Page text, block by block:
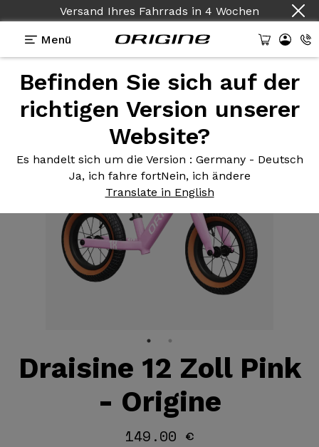
Versand Ihres Fahrrads in 4 Wochen
Menü
Befinden Sie sich auf der
richtigen Version unserer
Website?
Es handelt sich um die Version : Germany - Deutsch
Ja, ich fahre fortNein, ich ändere
Translate in English
Ausstattungen>Draisine>Draisine 12 Zoll Pink
Draisine 12 Zoll Pink
- Origine
149.00 €